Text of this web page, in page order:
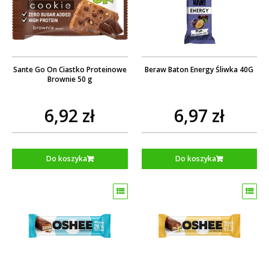
Sante Go On Ciastko Proteinowe
Brownie 50 g
6,92 zł
Do koszyka
Beraw Baton Energy Śliwka 40G
6,97 zł
Do koszyka